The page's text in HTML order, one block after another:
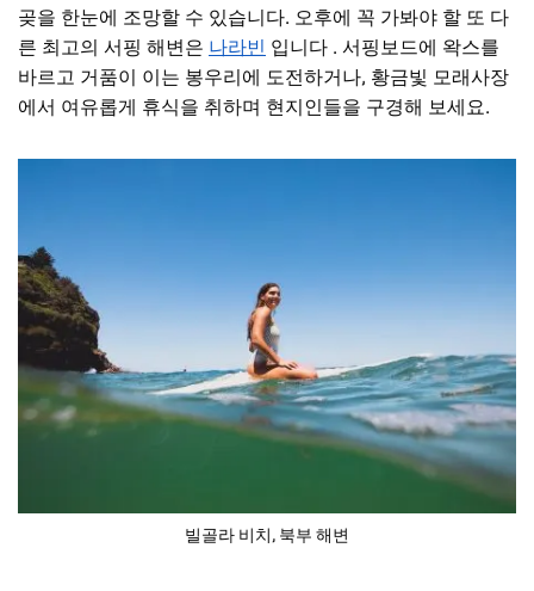
곶을 한눈에 조망할 수 있습니다. 오후에 꼭 가봐야 할 또 다
른 최고의 서핑 해변은 나라빈 입니다 . 서핑보드에 왁스를
바르고 거품이 이는 봉우리에 도전하거나, 황금빛 모래사장
에서 여유롭게 휴식을 취하며 현지인들을 구경해 보세요.
빌골라 비치, 북부 해변